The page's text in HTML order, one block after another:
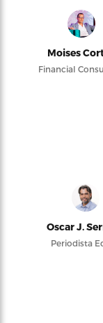
Moises
Financial
Oscar J.
Periodista